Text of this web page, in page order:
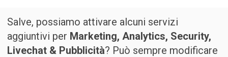
Salve, possiamo attivare alcuni servizi
aggiuntivi per Marketing, Analytics, Security,
Livechat & Pubblicità? Può sempre modificare